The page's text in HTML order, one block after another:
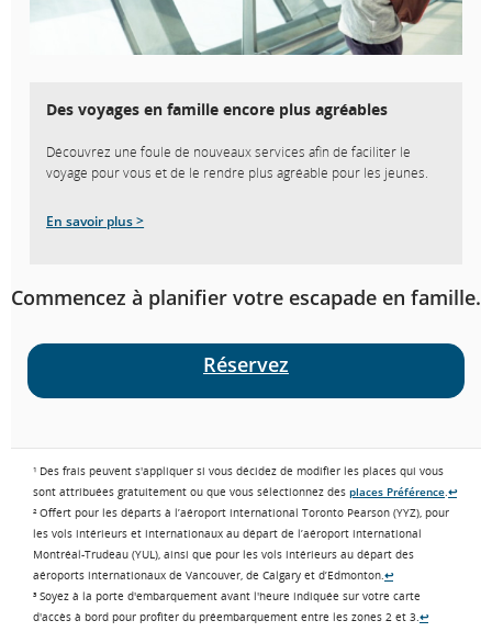
Des voyages en famille encore plus agréables
Découvrez une foule de nouveaux services afin de faciliter le
voyage pour vous et de le rendre plus agréable pour les jeunes.
En savoir plus >
Commencez à planifier votre escapade en famille.
Réservez
¹ Des frais peuvent s'appliquer si vous décidez de modifier les places qui vous
sont attribuées gratuitement ou que vous sélectionnez des places Préférence.↩
² Offert pour les départs à l’aéroport international Toronto Pearson (YYZ), pour
les vols intérieurs et internationaux au départ de l’aéroport international
Montréal-Trudeau (YUL), ainsi que pour les vols intérieurs au départ des
aéroports internationaux de Vancouver, de Calgary et d’Edmonton.↩
³ Soyez à la porte d'embarquement avant l'heure indiquée sur votre carte
d'accès à bord pour profiter du préembarquement entre les zones 2 et 3.↩